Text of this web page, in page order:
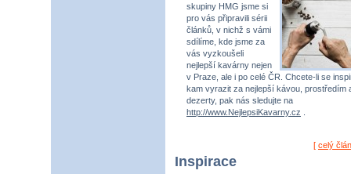
skupiny HMG jsme si
pro vás připravili sérii
článků, v nichž s vámi
sdílíme, kde jsme za
vás vyzkoušeli
nejlepší kavárny nejen
v Praze, ale i po celé ČR. Chcete-li se
kam vyrazit za nejlepší kávou, prostředím
dezerty, pak nás sledujte na
http://www.NejlepsiKavarny.cz
[ celý
Inspirace